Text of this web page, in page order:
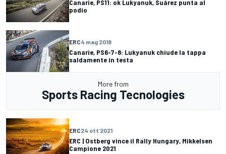
Canarie, PS11: ok Lukyanuk, Suárez punta al
podio
ERC4 mag 2018
Canarie, PS6-7-8: Lukyanuk chiude la tappa
saldamente in testa
More from
Sports Racing Tecnologies
ERC24 ott 2021
ERC | Ostberg vince il Rally Hungary, Mikkelsen
Campione 2021